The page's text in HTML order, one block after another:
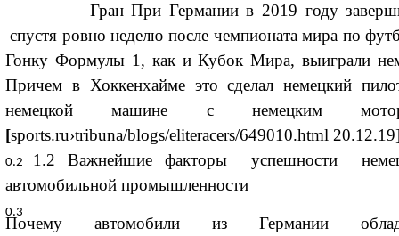
Гран При Германии в 2019 году
спустя ровно неделю после чемпионата мира по
Гонку Формулы 1, как и Кубок Мира, выиграли
Причем в Хоккенхайме это сделал немецкий
немецкой машине с немецким
[sports.ru›tribuna/blogs/eliteracers/649010.html
1.2 Важнейшие факторы успешности
автомобильной промышленности
Почему автомобили из Германии